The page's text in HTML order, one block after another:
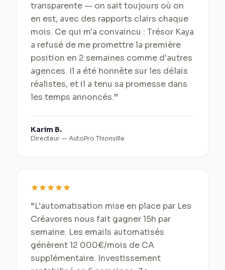
transparente — on sait toujours où on
en est, avec des rapports clairs chaque
mois. Ce qui m'a convaincu : Trésor Kaya
a refusé de me promettre la première
position en 2 semaines comme d'autres
agences. Il a été honnête sur les délais
réalistes, et il a tenu sa promesse dans
les temps annoncés.”
Karim B.
Directeur — AutoPro Thionville
“L'automatisation mise en place par Les
Créavores nous fait gagner 15h par
semaine. Les emails automatisés
génèrent 12 000€/mois de CA
supplémentaire. Investissement